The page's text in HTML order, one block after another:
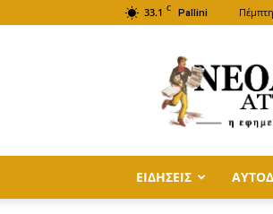
33.1 C Pallini
ΕΙΔΗΣΕΙΣ